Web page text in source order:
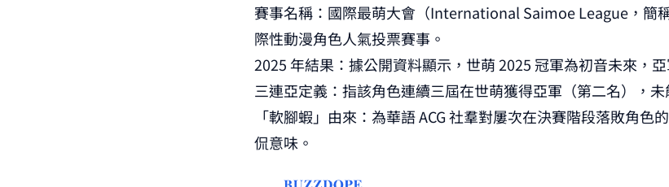
賽事名稱：國際最萌大會（International Saimoe League，簡
際性動漫角色人氣投票賽事。
2025 年結果：據公開資料顯示，世萌 2025 冠軍為初音未來，
三連亞定義：指該角色連續三屆在世萌獲得亞軍（第二名），未
「軟腳蝦」由來：為華語 ACG 社羣對屢次在決賽階段落敗角色
侃意味。